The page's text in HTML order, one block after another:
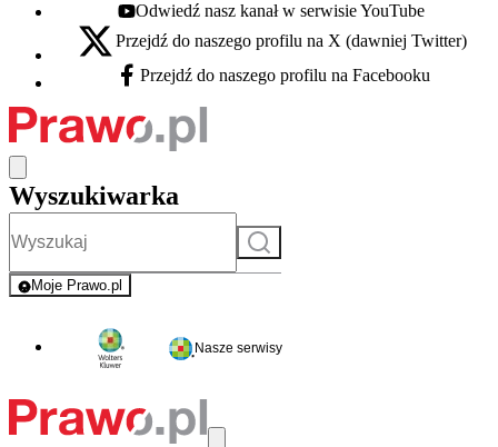
Youtube - otwiera się w nowej karcie
Odwiedź nasz kanał w serwisie YouTube
X - otwiera się w nowej karcie
Przejdź do naszego profilu na X (dawniej Twitter)
Facebook - otwiera się w nowej karcie
Przejdź do naszego profilu na Facebooku
Wyszukiwarka
Szukaj
Moje Prawo.pl
- rejestracja i logowanie do serwisu
Nasze serwisy